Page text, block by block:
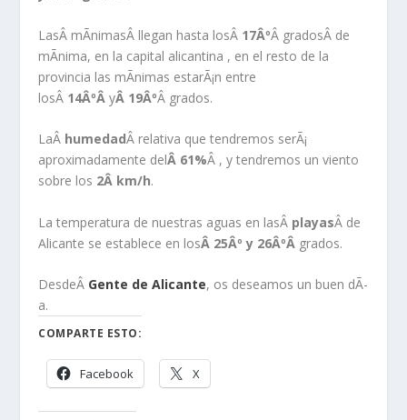
LasÂ mÃ­nimasÂ llegan hasta losÂ 17ÂºÂ gradosÂ de
mÃ­nima, en la capital alicantina , en el resto de la
provincia las mÃ­nimas estarÃ¡n entre
losÂ 14ÂºÂyÂ 19ÂºÂ grados.
LaÂ humedadÂ relativa que tendremos serÃ¡
aproximadamente delÂ 61%Â , y tendremos un viento
sobre los 2Â km/h.
La temperatura de nuestras aguas en lasÂ playasÂ de
Alicante se establece en losÂ 25Âº y 26ÂºÂ grados.
DesdeÂ Gente de Alicante, os deseamos un buen dÃ­
a.
COMPARTE ESTO:
Facebook X